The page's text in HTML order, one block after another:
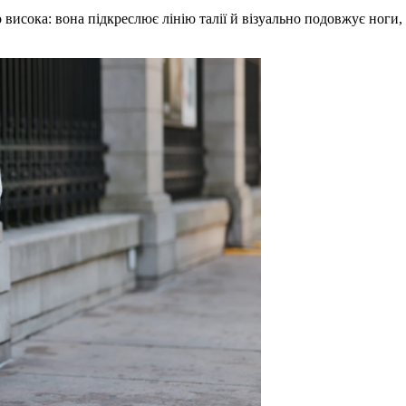
вона підкреслює лінію талії й візуально подовжує